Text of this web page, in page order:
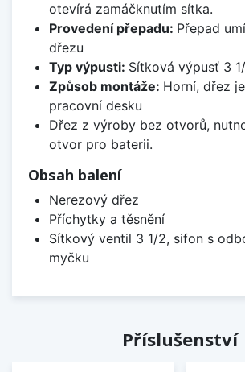
otevírá zamáčknutím sítka.
Provedení přepadu: Přepad
dřezu
Typ výpusti: Sítková výpusť 3
Způsob montáže: Horní, dřez
pracovní desku
Dřez z výroby bez otvorů,
otvor pro baterii.
Obsah balení
Nerezový dřez
Příchytky a těsnění
Sítkový ventil 3 1/2, sifon s
myčku
Příslušenství